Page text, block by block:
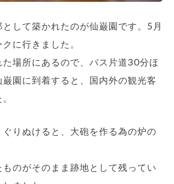
して築かれたのが仙巌園です。5月
に行きました。
場所にあるので、バス片道30分ほ
園に到着すると、国内外の観光客
ぐりぬけると、大砲を作る為の炉の
のがそのまま跡地として残ってい